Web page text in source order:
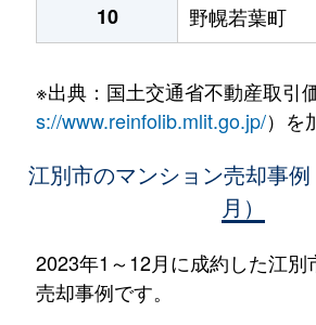
10
野幌若葉町
※出典：国土交通省不動産取引
s://www.reinfolib.mlit.go.jp/）を
江別市のマンション売却事
月）
2023年1～12月に成約した江別
売却事例です。